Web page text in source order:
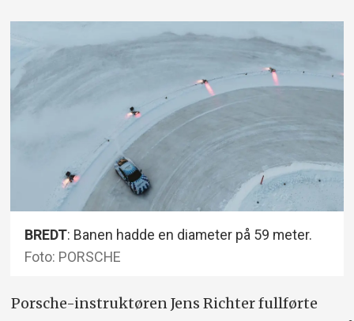
BREDT: Banen hadde en diameter på 59 meter.
Foto: PORSCHE
Porsche-instruktøren Jens Richter fullførte